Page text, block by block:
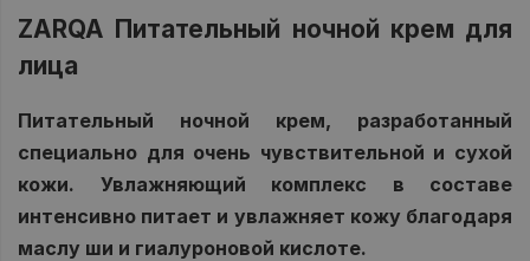
ZARQA Питательный ночной крем для
лица
Питательный ночной крем, разработанный
специально для очень чувствительной и сухой
кожи. Увлажняющий комплекс в составе
интенсивно питает и увлажняет кожу благодаря
маслу ши и гиалуроновой кислоте.